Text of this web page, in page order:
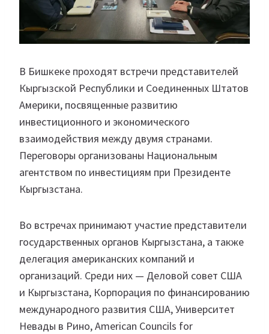
В Бишкеке проходят встречи представителей
Кыргызской Республики и Соединенных Штатов
Америки, посвященные развитию
инвестиционного и экономического
взаимодействия между двумя странами.
Переговоры организованы Национальным
агентством по инвестициям при Президенте
Кыргызстана.
Во встречах принимают участие представители
государственных органов Кыргызстана, а также
делегация американских компаний и
организаций. Среди них — Деловой совет США
и Кыргызстана, Корпорация по финансированию
международного развития США, Университет
Невады в Рино, American Councils for